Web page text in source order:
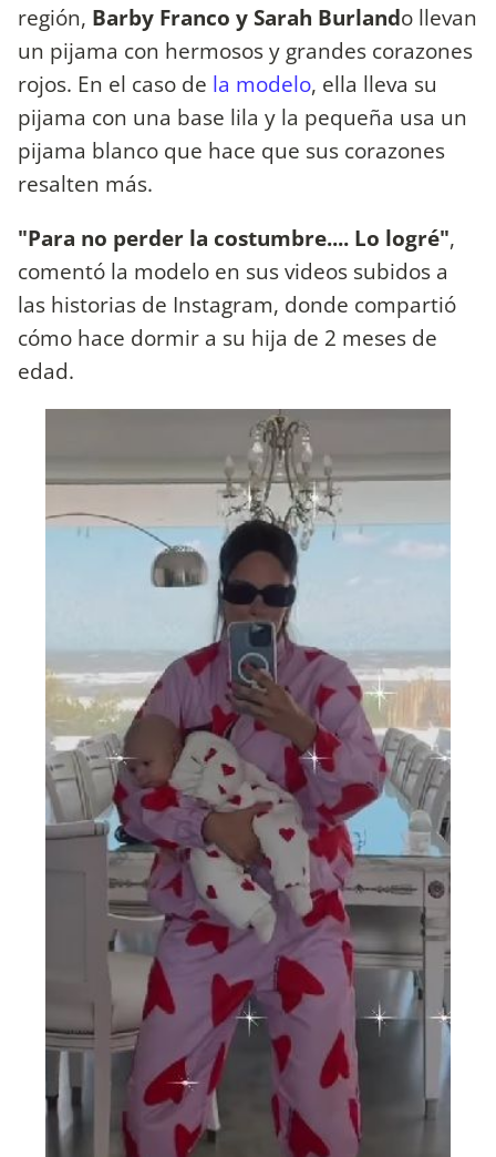
región, Barby Franco y Sarah Burlando llevan
un pijama con hermosos y grandes corazones
rojos. En el caso de la modelo, ella lleva su
pijama con una base lila y la pequeña usa un
pijama blanco que hace que sus corazones
resalten más.
"Para no perder la costumbre.... Lo logré",
comentó la modelo en sus videos subidos a
las historias de Instagram, donde compartió
cómo hace dormir a su hija de 2 meses de
edad.